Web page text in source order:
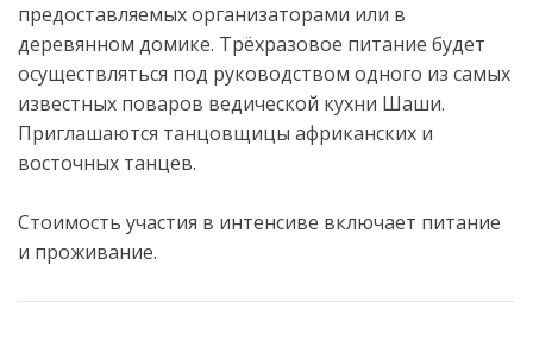
предоставляемых организаторами или в
деревянном домике. Трёхразовое питание будет
осуществляться под руководством одного из самых
известных поваров ведической кухни Шаши.
Приглашаются танцовщицы африканских и
восточных танцев.
Стоимость участия в интенсиве включает питание
и проживание.